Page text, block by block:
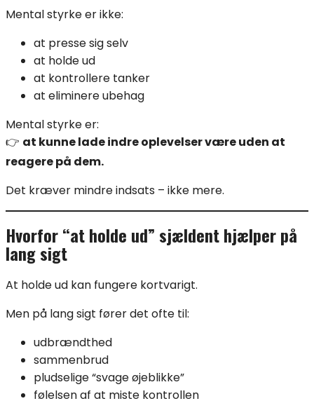
Mental styrke er ikke:
at presse sig selv
at holde ud
at kontrollere tanker
at eliminere ubehag
Mental styrke er:
👉 at kunne lade indre oplevelser være uden at
reagere på dem.
Det kræver mindre indsats – ikke mere.
Hvorfor “at holde ud” sjældent hjælper på
lang sigt
At holde ud kan fungere kortvarigt.
Men på lang sigt fører det ofte til:
udbrændthed
sammenbrud
pludselige “svage øjeblikke”
følelsen af at miste kontrollen